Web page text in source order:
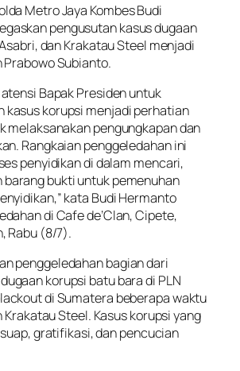
Metro Jaya Kombes Budi
pengusutan kasus dugaan
dan Krakatau Steel menjadi
Subianto.
Bapak Presiden untuk
kasus korupsi menjadi perhatian
melaksanakan pengungkapan dan
Rangkaian penggeledahan ini
penyidikan di dalam mencari,
barang bukti untuk pemenuhan
kata Budi Hermanto
di Cafe de’Clan, Cipete,
Rabu (8/7).
penggeledahan bagian dari
korupsi batu bara di PLN
di Sumatera beberapa waktu
Krakatau Steel. Kasus korupsi yang
gratifikasi, dan pencucian